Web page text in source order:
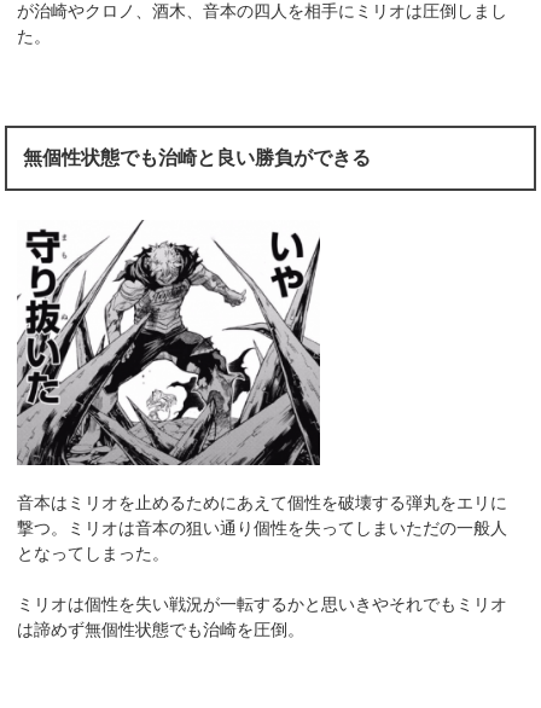
が治崎やクロノ、酒木、音本の四人を相手にミリオは圧倒しまし
た。
無個性状態でも治崎と良い勝負ができる
音本はミリオを止めるためにあえて個性を破壊する弾丸をエリに
撃つ。ミリオは音本の狙い通り個性を失ってしまいただの一般人
となってしまった。
ミリオは個性を失い戦況が一転するかと思いきやそれでもミリオ
は諦めず無個性状態でも治崎を圧倒。